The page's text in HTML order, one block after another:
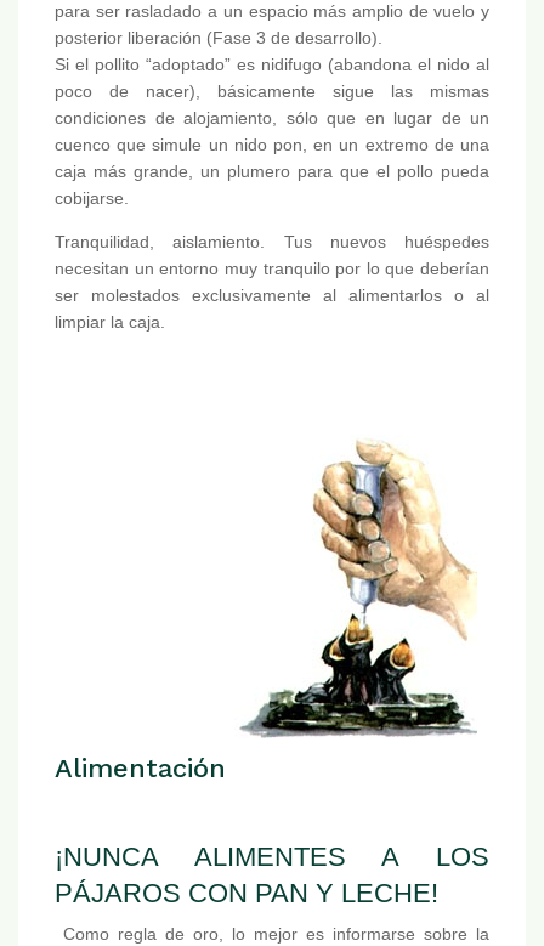
para ser rasladado a un espacio más amplio de vuelo y
posterior liberación (Fase 3 de desarrollo).
Si el pollito “adoptado” es nidifugo (abandona el nido al
poco de nacer), básicamente sigue las mismas
condiciones de alojamiento, sólo que en lugar de un
cuenco que simule un nido pon, en un extremo de una
caja más grande, un plumero para que el pollo pueda
cobijarse.
Tranquilidad, aislamiento. Tus nuevos huéspedes
necesitan un entorno muy tranquilo por lo que deberían
ser molestados exclusivamente al alimentarlos o al
limpiar la caja.
Alimentación
¡NUNCA ALIMENTES A LOS
PÁJAROS CON PAN Y LECHE!
Como regla de oro, lo mejor es informarse sobre la